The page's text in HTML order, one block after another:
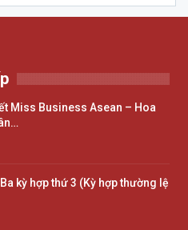
Miss Business Asean – Hoa
kỳ hợp thứ 3 (Kỳ hợp thường lệ